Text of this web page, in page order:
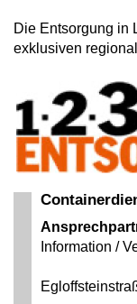
Die Entsorgung in
exklusiven
Information /